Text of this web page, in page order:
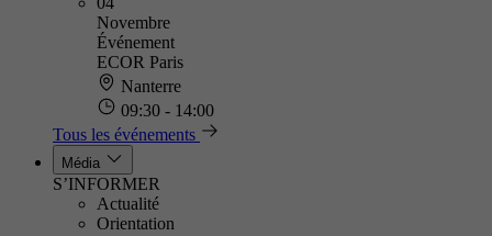
Novembre
Événement
ECOR Paris
Nanterre
09:30 - 14:00
Tous les événements
Média
S’INFORMER
Actualité
Orientation